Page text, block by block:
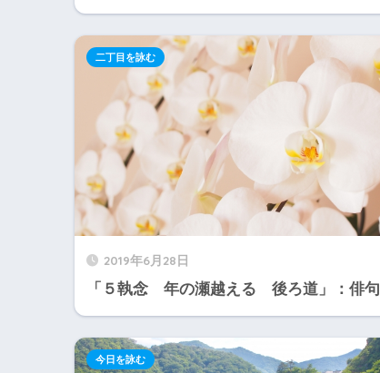
2019年6月28日
「５執念 年の瀬越える 後ろ道」：俳句
二丁目を詠む
今日を詠む